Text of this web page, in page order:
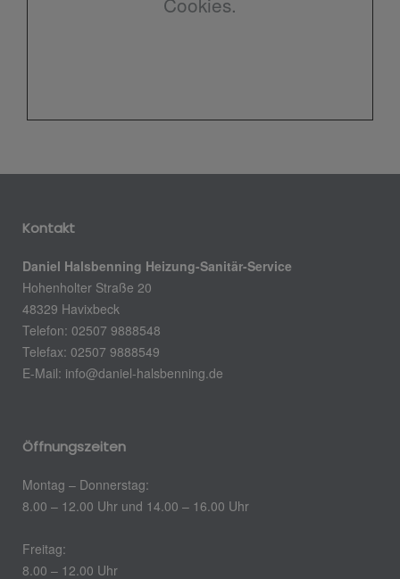
Kontakt
Daniel Halsbenning Heizung-Sanitär-Service
Hohenholter Straße 20
48329 Havixbeck
Telefon: 02507 9888548
Telefax: 02507 9888549
E-Mail: info@daniel-halsbenning.de
Öffnungszeiten
Montag – Donnerstag:
8.00 – 12.00 Uhr und 14.00 – 16.00 Uhr
Freitag:
8.00 – 12.00 Uhr